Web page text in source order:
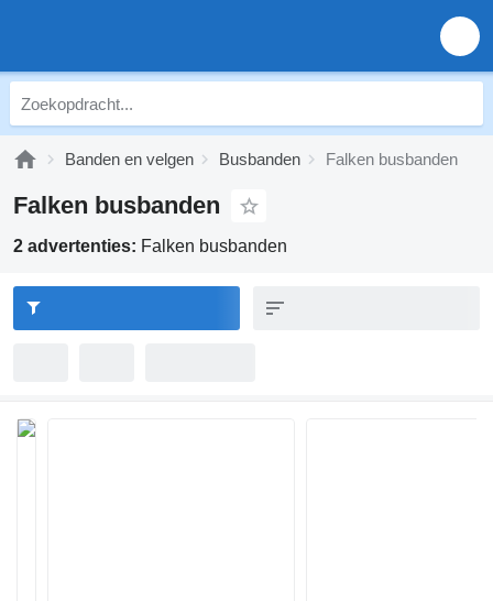
Banden en velgen Busbanden Falken busbanden
Falken busbanden
2 advertenties: Falken busbanden